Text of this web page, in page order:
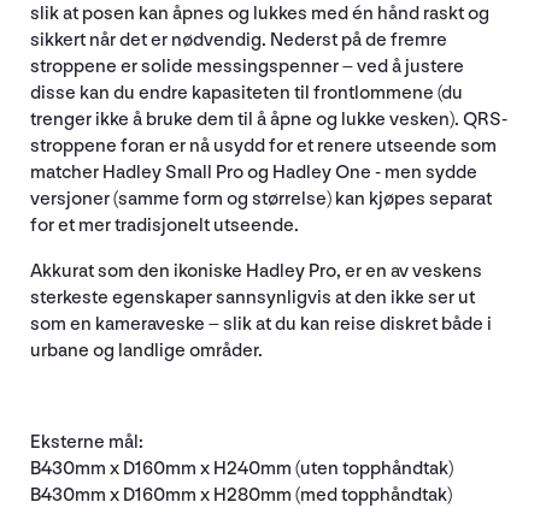
slik at posen kan åpnes og lukkes med én hånd raskt og
sikkert når det er nødvendig. Nederst på de fremre
stroppene er solide messingspenner – ved å justere
disse kan du endre kapasiteten til frontlommene (du
trenger ikke å bruke dem til å åpne og lukke vesken). QRS-
stroppene foran er nå usydd for et renere utseende som
matcher Hadley Small Pro og Hadley One - men sydde
versjoner (samme form og størrelse) kan kjøpes separat
for et mer tradisjonelt utseende.
Akkurat som den ikoniske Hadley Pro, er en av veskens
sterkeste egenskaper sannsynligvis at den ikke ser ut
som en kameraveske – slik at du kan reise diskret både i
urbane og landlige områder.
Eksterne mål:
B430mm x D160mm x H240mm (uten topphåndtak)
B430mm x D160mm x H280mm (med topphåndtak)